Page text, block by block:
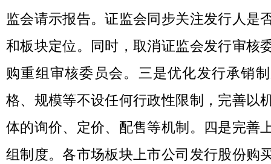
监会请示报告。证监会同步关注发行人是
和板块定位。同时，取消证监会发行审核
购重组审核委员会。三是优化发行承销
格、规模等不设任何行政性限制，完善以
体的询价、定价、配售等机制。四是完善
组制度。各市场板块上市公司发行股份购